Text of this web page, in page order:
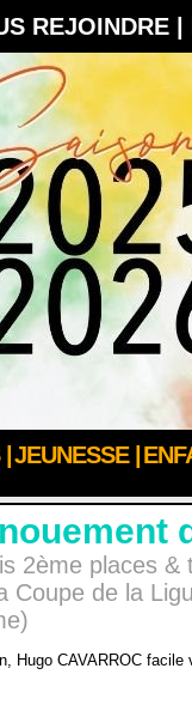
REJOINDRE |
JEUNESSE |
2ème places &
Coupe de la
Hugo CAVARROC